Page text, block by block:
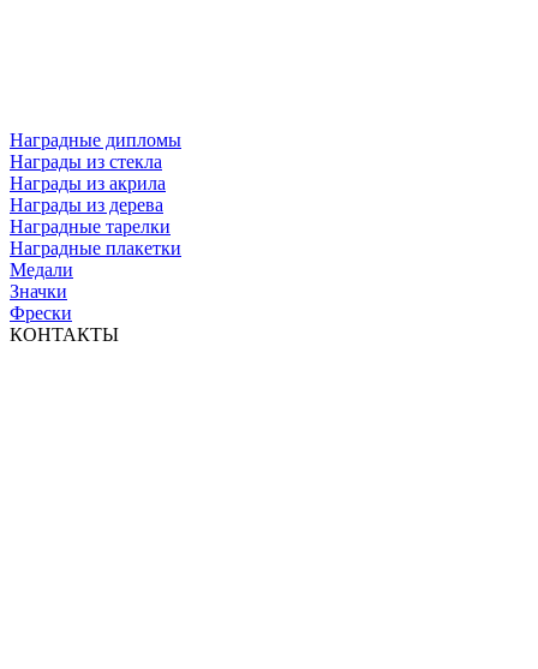
Наградные дипломы
Награды из стекла
Награды из акрила
Награды из дерева
Наградные тарелки
Наградные плакетки
Медали
Значки
Фрески
КОНТАКТЫ